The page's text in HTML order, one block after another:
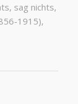
sag nichts,
1915),